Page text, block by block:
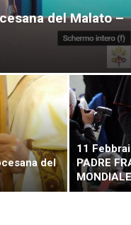
del Malato –
del
11
PADRE